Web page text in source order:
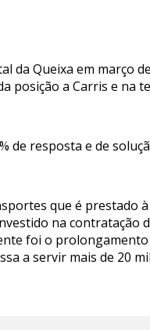
da Queixa em março
posição a Carris e na
de resposta e de
que é prestado
na contratação
foi o
a servir mais de 20